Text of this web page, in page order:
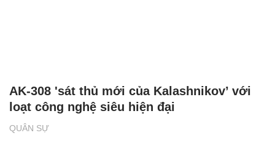
QUÂN SỰ
AK-308 'sát thủ mới của Kalashnikov’ với
loạt công nghệ siêu hiện đại